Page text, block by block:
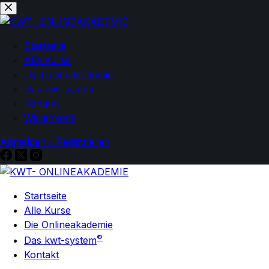
Zum
Inhalt
Zum
Inhalt
Startseite
Alle Kurse
Die Onlineakademie
Das kwt-system
Kontakt
Warenkorb
Anmelden / Registrieren
Startseite
Alle Kurse
Die Onlineakademie
Das kwt-system®
Kontakt